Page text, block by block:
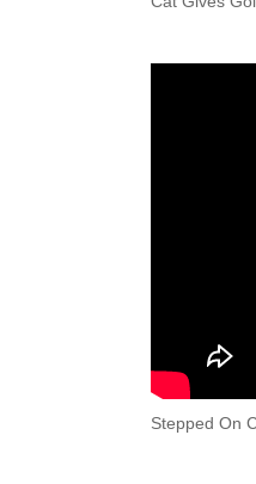
Stepped On